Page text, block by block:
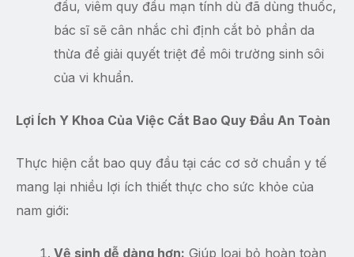
đầu, viêm quy đầu mạn tính dù đã dùng thuốc,
bác sĩ sẽ cân nhắc chỉ định cắt bỏ phần da
thừa để giải quyết triệt để môi trường sinh sôi
của vi khuẩn.
Lợi Ích Y Khoa Của Việc Cắt Bao Quy Đầu An Toàn
Thực hiện cắt bao quy đầu tại các cơ sở chuẩn y tế
mang lại nhiều lợi ích thiết thực cho sức khỏe của
nam giới:
Vệ sinh dễ dàng hơn: Giúp loại bỏ hoàn toàn